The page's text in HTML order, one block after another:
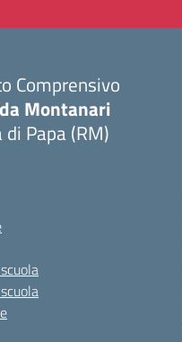
Comprensivo
Montanari
di Papa (RM)